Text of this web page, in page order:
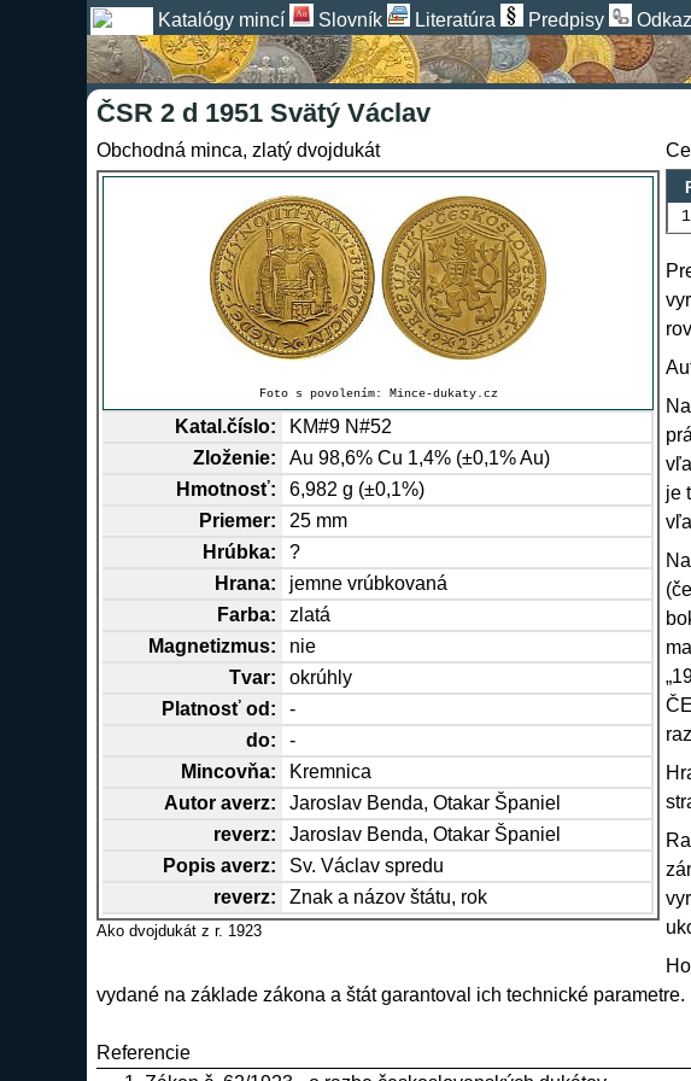
Katalógy mincí Slovník Literatúra Predpisy
ČSR 2 d 1951 Svätý Václav
Obchodná minca, zlatý dvojdukát
Foto s povolením: Mince-dukaty.cz
Katal.číslo:
KM#9 N#52
Zloženie:
Au 98,6%Cu 1,4% (±0,1% Au)
Hmotnosť:
6,982 g (±0,1%)
Priemer:
25 mm
Hrúbka:
?
Hrana:
jemne vrúbkovaná
Farba:
zlatá
Magnetizmus:
nie
Tvar:
okrúhly
Platnosť od:
-
do:
-
Mincovňa:
Kremnica
Autor averz: Jaroslav Benda,Otakar Španiel
reverz: Jaroslav Benda,Otakar Španiel
Popis averz:
Sv. Václav spredu
reverz: Znak a názov štátu, rok
Ako dvojdukát z r. 1923
je
vydané na základe zákona a štát garantoval ich technické parametre.
Referencie